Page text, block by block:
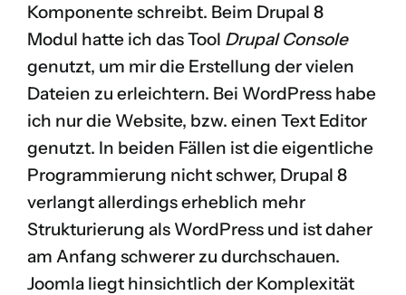
Komponente schreibt. Beim Drupal 8
Modul hatte ich das Tool Drupal Console
genutzt, um mir die Erstellung der vielen
Dateien zu erleichtern. Bei WordPress habe
ich nur die Website, bzw. einen Text Editor
genutzt. In beiden Fällen ist die eigentliche
Programmierung nicht schwer, Drupal 8
verlangt allerdings erheblich mehr
Strukturierung als WordPress und ist daher
am Anfang schwerer zu durchschauen.
Joomla liegt hinsichtlich der Komplexität